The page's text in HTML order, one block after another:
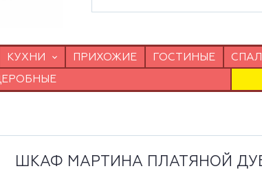
КУХНИ ПРИХОЖИЕ ГОСТИНЫЕ
ШКАФ МАРТИНА ПЛАТЯНОЙ